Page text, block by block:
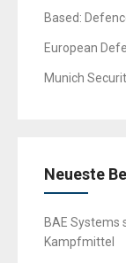
Based:
European
Munich
Neueste
BAE Systems
Kampfmittel